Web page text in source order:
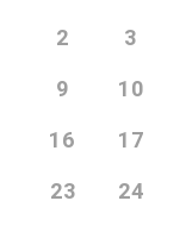
2 3
9 10
16 17
23 24